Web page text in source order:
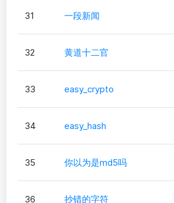
31 一段新闻
32 黄道十二官
33 easy_crypto
34 easy_hash
35 你以为是md5吗
36 抄错的字符